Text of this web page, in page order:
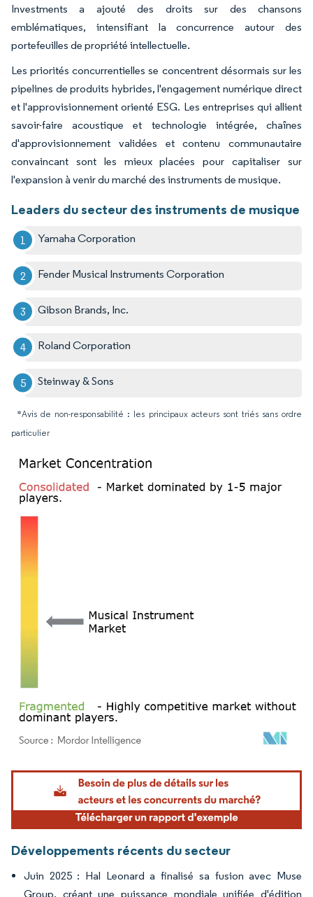
Investments a ajouté des droits sur des chansons
emblématiques, intensifiant la concurrence autour des
portefeuilles de propriété intellectuelle.
Les priorités concurrentielles se concentrent désormais sur les
pipelines de produits hybrides, l'engagement numérique direct
et l'approvisionnement orienté ESG. Les entreprises qui allient
savoir-faire acoustique et technologie intégrée, chaînes
d'approvisionnement validées et contenu communautaire
convaincant sont les mieux placées pour capitaliser sur
l'expansion à venir du marché des instruments de musique.
Leaders du secteur des instruments de musique
Yamaha Corporation
Fender Musical Instruments Corporation
Gibson Brands, Inc.
Roland Corporation
Steinway & Sons
*Avis de non-responsabilité : les principaux acteurs sont triés sans ordre
particulier
Image © Mordor Intelligence. La réutilisation nécessite une attribution sous CC BY
Développements récents du secteur
Juin 2025 : Hal Leonard a finalisé sa fusion avec Muse
Group, créant une puissance mondiale unifiée d'édition